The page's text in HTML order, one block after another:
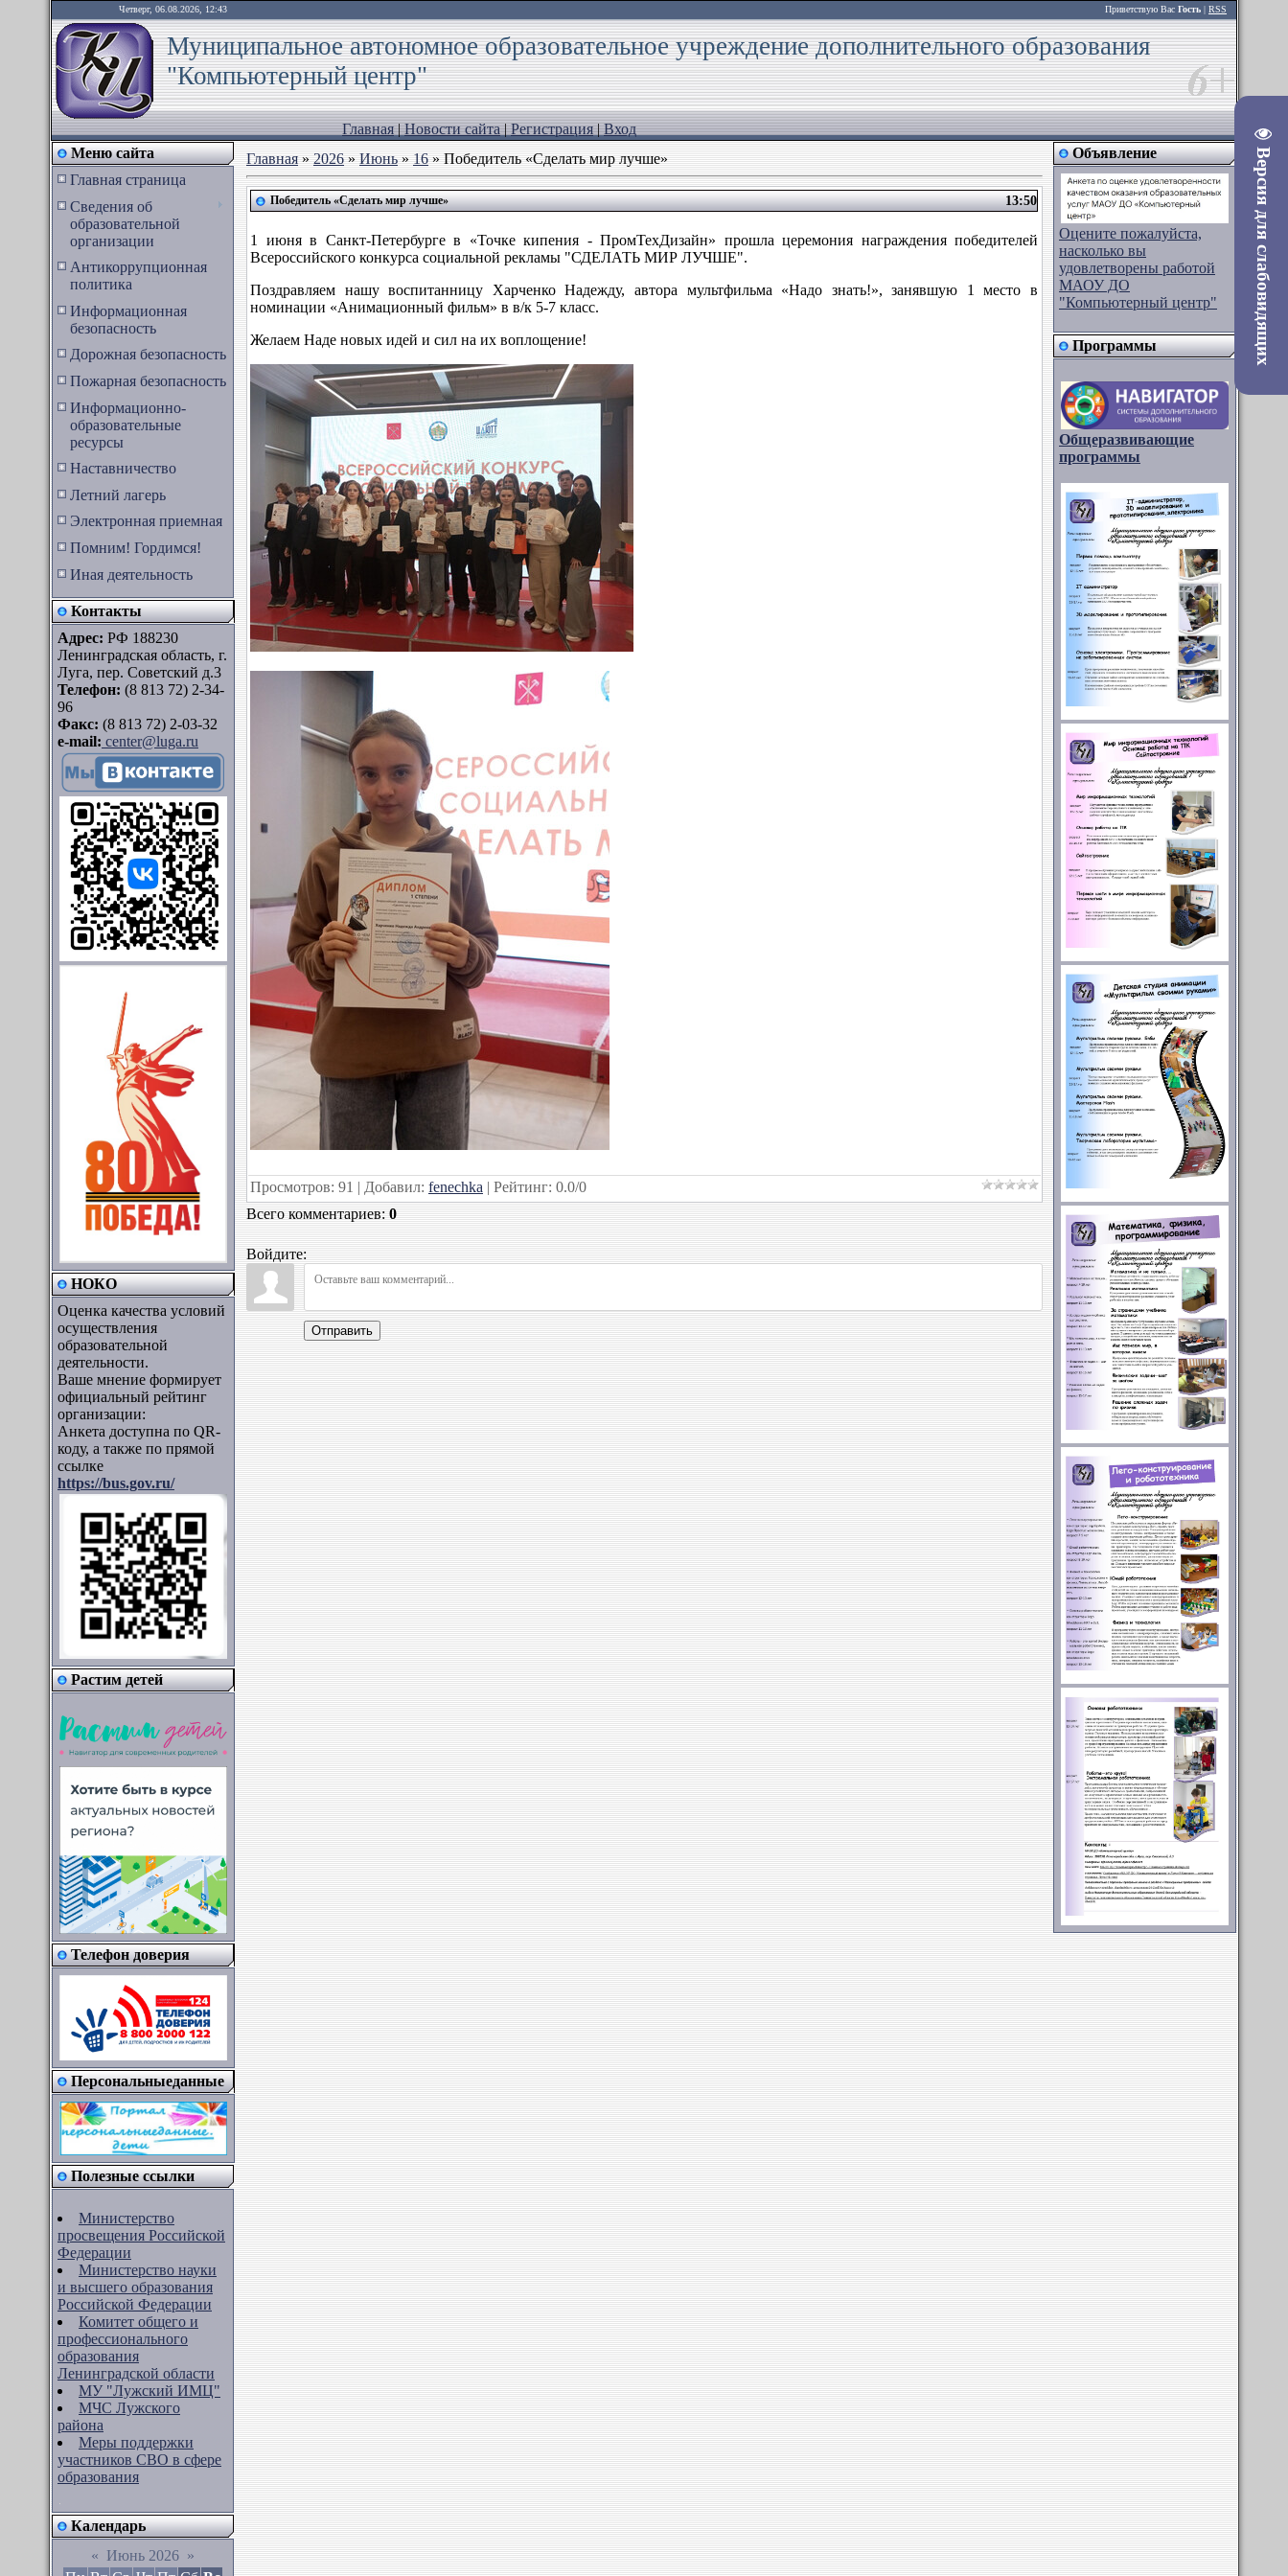
Версия для слабовидящих
Четверг, 06.08.2026, 12:43 Приветствую Вас Гость | RSS
Муниципальное автономное образовательное учреждение дополнительного образования
"Компьютерный центр"
Главная|Новости сайта|Регистрация|Вход
Меню сайта
Главная страница
Сведения об
образовательной
организации
Антикоррупционная
политика
Информационная
безопасность
Дорожная безопасность
Пожарная безопасность
Информационно-
образовательные
ресурсы
Наставничество
Летний лагерь
Электронная приемная
Помним! Гордимся!
Иная деятельность
Контакты
Адрес: РФ 188230
Ленинградская область, г.
Луга, пер. Советский д.3
Телефон: (8 813 72) 2-34-
96
Факс: (8 813 72) 2-03-32
e-mail: center@luga.ru
НОКО
Оценка качества условий
осуществления
образовательной
деятельности.
Ваше мнение формирует
официальный рейтинг
организации:
Анкета доступна по QR-
коду, а также по прямой
ссылке
https://bus.gov.ru/
Растим детей
Телефон доверия
Персональныеданные
Полезные ссылки
Министерство
просвещения Российской
Федерации
Министерство науки
и высшего образования
Российской Федерации
Комитет общего и
профессионального
образования
Ленинградской области
МУ "Лужский ИМЦ"
МЧС Лужского
района
Меры поддержки
участников СВО в сфере
образования
Календарь
« Июнь 2026 »
Главная»2026 » Июнь » 16» Победитель «Сделать мир лучше»
13:50
Победитель «Сделать мир лучше»
1 июня в Санкт-Петербурге в «Точке кипения - ПромТехДизайн» прошла церемония награждения победителей
Всероссийского конкурса социальной рекламы "СДЕЛАТЬ МИР ЛУЧШЕ".
Поздравляем нашу воспитанницу Харченко Надежду, автора мультфильма «Надо знать!», занявшую 1 место в
номинации «Анимационный фильм» в в/к 5-7 класс.
Желаем Наде новых идей и сил на их воплощение!
Просмотров: 91 | Добавил: fenechka | Рейтинг: 0.0/0
Всего комментариев:0
Войдите:
Отправить
Объявление
Оцените пожалуйста,
насколько вы
удовлетворены работой
МАОУ ДО
"Компьютерный центр"
Программы
Общеразвивающие
программы